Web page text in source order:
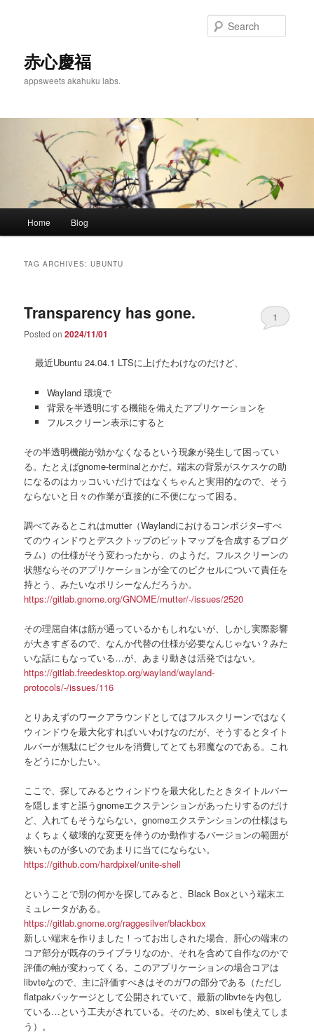
赤心慶福
appsweets akahuku labs.
Home Blog
TAG ARCHIVES:UBUNTU
Transparency has gone.
Posted on2024/11/01
1
最近Ubuntu 24.04.1 LTSに上げたわけなのだけど、
Wayland 環境で
背景を半透明にする機能を備えたアプリケーションを
フルスクリーン表示にすると
その半透明機能が効かなくなるという現象が発生して困ってい
る。たとえばgnome-terminalとかだ。端末の背景がスケスケの助
になるのはカッコいいだけではなくちゃんと実用的なので、そう
ならないと日々の作業が直接的に不便になって困る。
調べてみるとこれはmutter（Waylandにおけるコンポジタ─すべ
てのウィンドウとデスクトップのビットマップを合成するプログ
ラム）の仕様がそう変わったから、のようだ。フルスクリーンの
状態ならそのアプリケーションが全てのピクセルについて責任を
持とう、みたいなポリシーなんだろうか。
https://gitlab.gnome.org/GNOME/mutter/-/issues/2520
その理屈自体は筋が通っているかもしれないが、しかし実際影響
が大きすぎるので、なんか代替の仕様が必要なんじゃない？みた
いな話にもなっている…が、あまり動きは活発ではない。
https://gitlab.freedesktop.org/wayland/wayland-
protocols/-/issues/116
とりあえずのワークアラウンドとしてはフルスクリーンではなく
ウィンドウを最大化すればいいわけなのだが、そうするとタイト
ルバーが無駄にピクセルを消費してとても邪魔なのである。これ
をどうにかしたい。
ここで、探してみるとウィンドウを最大化したときタイトルバー
を隠しますと謳うgnomeエクステンションがあったりするのだけ
ど、入れてもそうならない。gnomeエクステンションの仕様はち
ょくちょく破壊的な変更を伴うのか動作するバージョンの範囲が
狭いものが多いのであまりに当てにならない。
https://github.com/hardpixel/unite-shell
ということで別の何かを探してみると、Black Boxという端末エ
ミュレータがある。
https://gitlab.gnome.org/raggesilver/blackbox
新しい端末を作りました！ってお出しされた場合、肝心の端末の
コア部分が既存のライブラリなのか、それを含めて自作なのかで
評価の軸が変わってくる。このアプリケーションの場合コアは
libvteなので、主に評価すべきはそのガワの部分である（ただし
flatpakパッケージとして公開されていて、最新のlibvteを内包し
ている…という工夫がされている。そのため、sixelも使えてしま
う）。